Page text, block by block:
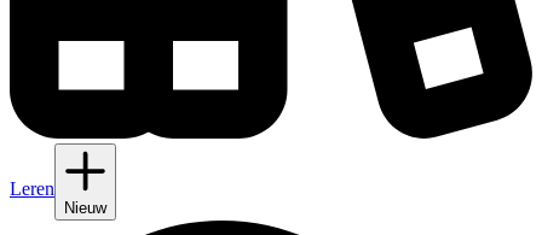
Leren
Nieuw